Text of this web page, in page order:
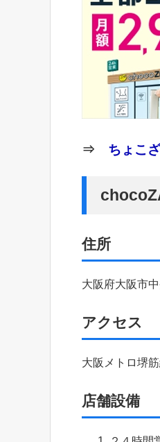
⇒ ちょこ
住所
大阪府大阪市
アクセス
大阪メトロ堺
店舗設備